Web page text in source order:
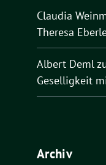
Claudia
Theresa
Albert Deml
Geselligkeit
Archiv